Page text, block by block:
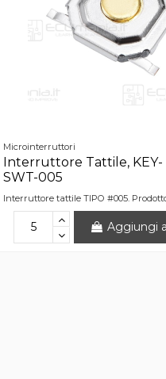
Microinterruttori
Interruttore Tattile, KEY-
SWT-005
Interruttore tattile TIPO #005.
Aggiungi